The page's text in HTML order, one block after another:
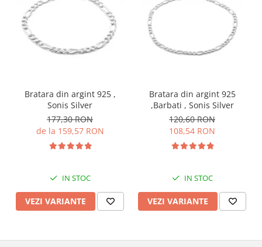
Bratara din argint 925 ,
Sonis Silver
177,30 RON
de la 159,57 RON
IN STOC
VEZI VARIANTE
Bratara din argint 925
,Barbati , Sonis Silver
120,60 RON
108,54 RON
IN STOC
VEZI VARIANTE